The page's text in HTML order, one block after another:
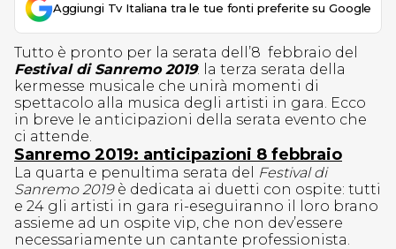
Aggiungi Tv Italiana tra le tue fonti preferite su Google
Tutto è pronto per la serata dell’8 febbraio del
Festival di Sanremo 2019: la terza serata della
kermesse musicale che unirà momenti di
spettacolo alla musica degli artisti in gara. Ecco
in breve le anticipazioni della serata evento che
ci attende.
Sanremo 2019: anticipazioni 8 febbraio
La quarta e penultima serata del
Festival di
Sanremo 2019 è dedicata ai duetti con ospite: tutti
e 24 gli artisti in gara ri-eseguiranno il loro brano
assieme ad un ospite vip, che non dev’essere
necessariamente un cantante professionista.